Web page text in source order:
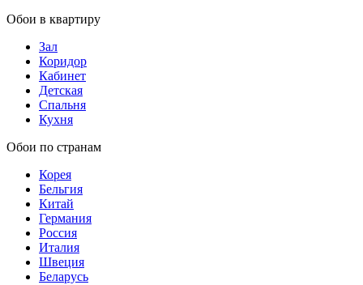
Обои в квартиру
Зал
Коридор
Кабинет
Детская
Спальня
Кухня
Обои по странам
Корея
Бельгия
Китай
Германия
Россия
Италия
Швеция
Беларусь